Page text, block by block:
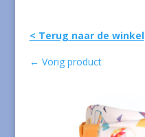
< Terug naar de winkel
← Vorig product